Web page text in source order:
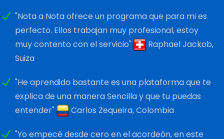
"Nota a Nota ofrece un programa que para mi es
perfecto. Ellos trabajan muy profesional, estoy
muy contento con el servicio"
Raphael Jackob,
Suiza
"He aprendido bastante es una plataforma que te
explica de una manera Sencilla y que tu puedas
entender"
Carlos Zequeira, Colombia
"Yo empecé desde cero en el acordeón, en este